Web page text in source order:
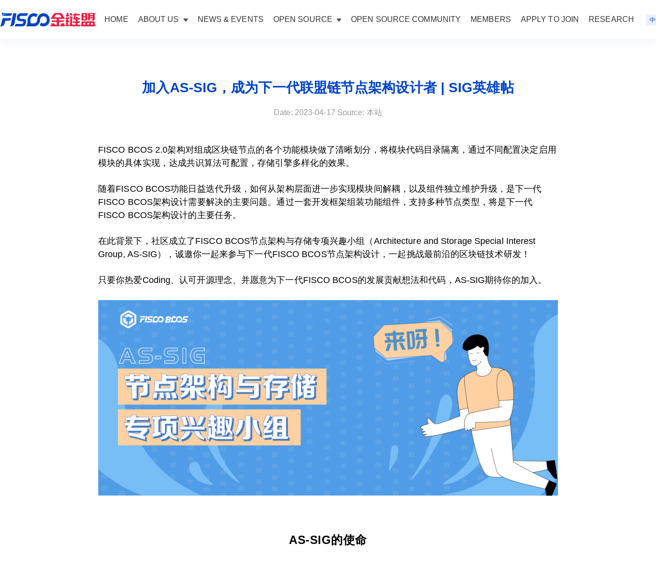
中
HOME ABOUT US NEWS & EVENTS OPEN SOURCE OPEN SOURCE COMMUNITY MEMBERS APPLY TO JOIN RESEARCH
加入AS-SIG，成为下一代联盟链节点架构设计者 | SIG英雄帖
Date: 2023-04-17 Source: 本站
FISCO BCOS 2.0架构对组成区块链节点的各个功能模块做了清晰划分，将模块代码目录隔离，通过不同配置决定启用
模块的具体实现，达成共识算法可配置，存储引擎多样化的效果。
随着FISCO BCOS功能日益迭代升级，如何从架构层面进一步实现模块间解耦，以及组件独立维护升级，是下一代
FISCO BCOS架构设计需要解决的主要问题。通过一套开发框架组装功能组件，支持多种节点类型，将是下一代
FISCO BCOS架构设计的主要任务。
在此背景下，社区成立了FISCO BCOS节点架构与存储专项兴趣小组（Architecture and Storage Special Interest
Group, AS-SIG），诚邀你一起来参与下一代FISCO BCOS节点架构设计，一起挑战最前沿的区块链技术研发！
只要你热爱Coding、认可开源理念、并愿意为下一代FISCO BCOS的发展贡献想法和代码，AS-SIG期待你的加入。
AS-SIG的使命